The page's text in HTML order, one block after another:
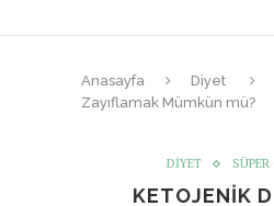
Anasayfa Diyet
Zayıflamak Mümkün mü?
DIYET
KETOJENIK